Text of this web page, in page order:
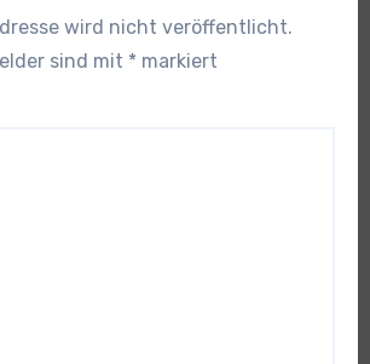
wird nicht veröffentlicht.
sind mit * markiert